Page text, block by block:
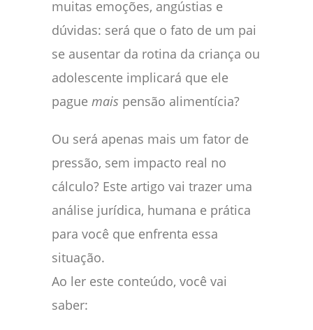
muitas emoções, angústias e
dúvidas: será que o fato de um pai
se ausentar da rotina da criança ou
adolescente implicará que ele
pague mais pensão alimentícia?
Ou será apenas mais um fator de
pressão, sem impacto real no
cálculo? Este artigo vai trazer uma
análise jurídica, humana e prática
para você que enfrenta essa
situação.
Ao ler este conteúdo, você vai
saber: